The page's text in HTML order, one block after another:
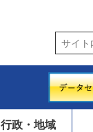
行政・地域